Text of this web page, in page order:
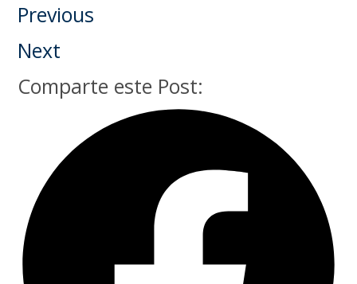
Previous
Next
Comparte este Post: